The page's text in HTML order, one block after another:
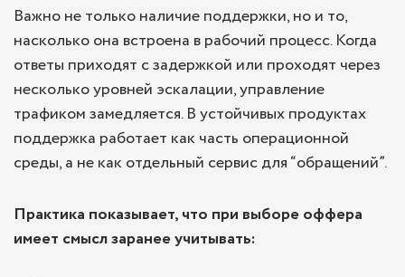
Важно не только наличие поддержки, но и то,
насколько она встроена в рабочий процесс. Когда
ответы приходят с задержкой или проходят через
несколько уровней эскалации, управление
трафиком замедляется. В устойчивых продуктах
поддержка работает как часть операционной
среды, а не как отдельный сервис для “обращений”.
Практика показывает, что при выборе оффера
имеет смысл заранее учитывать: